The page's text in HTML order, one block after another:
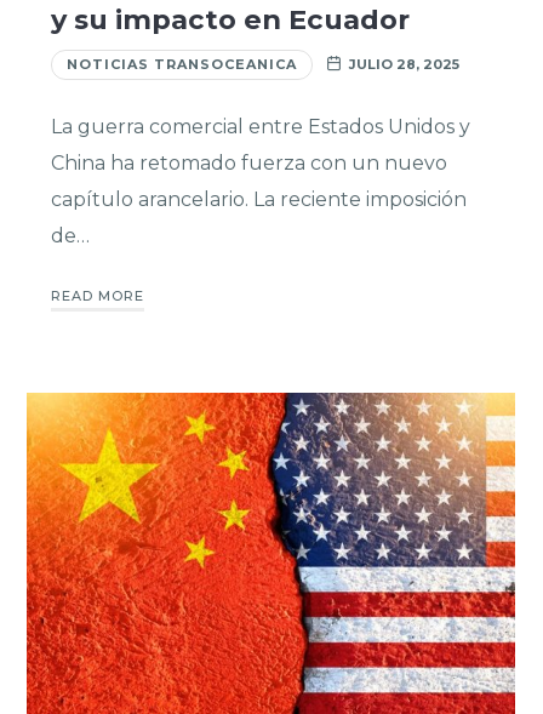
y su impacto en Ecuador
NOTICIAS TRANSOCEANICA JULIO 28, 2025
La guerra comercial entre Estados Unidos y
China ha retomado fuerza con un nuevo
capítulo arancelario. La reciente imposición
de…
READ MORE